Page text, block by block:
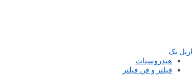
اریل تک
هیدروستات
فیلتر و فن فیلتر